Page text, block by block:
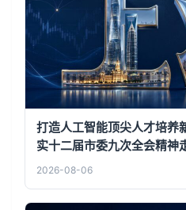
打造人工智能顶尖人才培养
实十二届市委九次全会精神
2026-08-06